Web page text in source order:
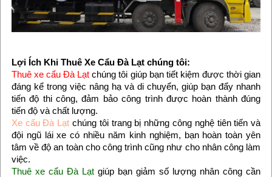
Lợi Ích Khi Thuê Xe Cẩu Đà Lạt chúng tôi:
Thuê xe cẩu Đà Lạt chúng tôi giúp bạn tiết kiệm được thời gian
đáng kể trong việc nâng hạ và di chuyển, giúp bạn đẩy nhanh
tiến độ thi công, đảm bảo công trình được hoàn thành đúng
tiến độ và chất lượng.
Xe cẩu Đà Lạt chúng tôi trang bị những công nghệ tiên tiến và
đội ngũ lái xe có nhiều năm kinh nghiệm, bạn hoàn toàn yên
tâm về độ an toàn cho công trình cũng như cho nhân công làm
việc.
Thuê xe cẩu Đà Lạtgiúp bạn giảm số lượng nhân công cần